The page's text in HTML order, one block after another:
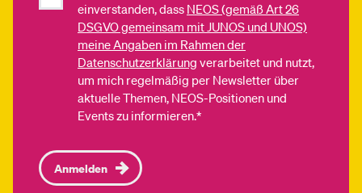
einverstanden, dass NEOS (gemäß Art 26
DSGVO gemeinsam mit JUNOS und UNOS)
meine Angaben im Rahmen der
Datenschutzerklärung verarbeitet und nutzt,
um mich regelmäßig per Newsletter über
aktuelle Themen, NEOS-Positionen und
Events zu informieren.*
Anmelden